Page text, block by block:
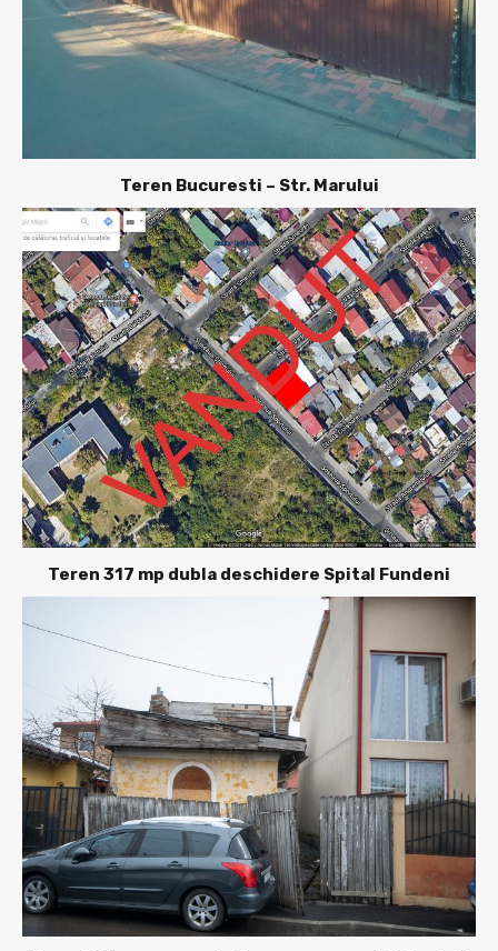
Teren Bucuresti – Str. Marului
Teren 317 mp dubla deschidere Spital Fundeni